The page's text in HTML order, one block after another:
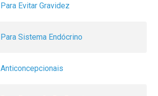
Para Evitar Gravidez
Para Sistema Endócrino
Anticoncepcionais